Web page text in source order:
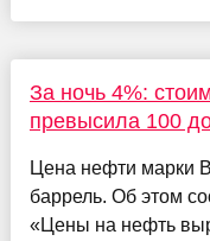
За ночь 4%:
превысила 100
Цена нефти марки
баррель. Об этом
«Цены на нефть